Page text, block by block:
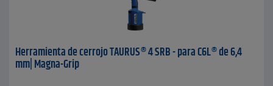
Herramienta de cerrojo TAURUS® 4 SRB - para C6L® de 6,4
mm| Magna-Grip